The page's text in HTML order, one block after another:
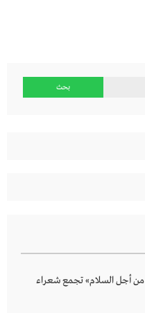
من أجل السلام» تجمع شعراء